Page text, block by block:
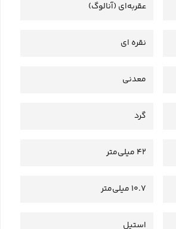
عقربه‌ای (آنالوگ)
نقره ای
معدنی
گرد
42 میلی‌متر
10.7 میلی‌متر
استیل